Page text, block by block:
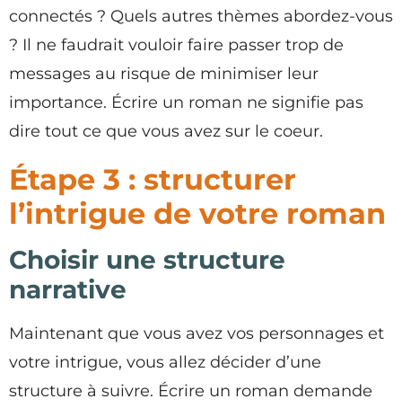
connectés ? Quels autres thèmes abordez-vous
? Il ne faudrait vouloir faire passer trop de
messages au risque de minimiser leur
importance. Écrire un roman ne signifie pas
dire tout ce que vous avez sur le coeur.
Étape 3 : structurer
l’intrigue de votre roman
Choisir une structure
narrative
Maintenant que vous avez vos personnages et
votre intrigue, vous allez décider d’une
structure à suivre. Écrire un roman demande